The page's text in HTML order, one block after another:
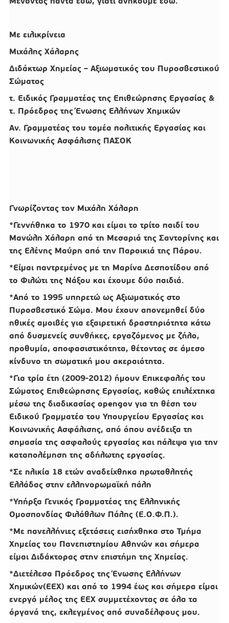
Με ειλικρίνεια
Μιχάλης Χάλαρης
Διδάκτωρ Χημείας – Αξιωματικός του Πυροσβεστικού
Σώματος
τ. Ειδικός Γραμματέας της Επιθεώρησης Εργασίας &
τ. Πρόεδρος της Ένωσης Ελλήνων Χημικών
Αν. Γραμματέας του τομέα πολιτικής Εργασίας και
Κοινωνικής Ασφάλισης ΠΑΣΟΚ
Γνωρίζοντας τον Μιχάλη Χάλαρη
*Γεννήθηκα το 1970 και είμαι το τρίτο παιδί του
Μανώλη Χάλαρη από τη Μεσαριά της Σαντορίνης και
της Ελένης Μαύρη από την Παροικιά της Πάρου.
*Είμαι παντρεμένος με τη Μαρίνα Δεσποτίδου από
το Φιλώτι της Νάξου και έχουμε δύο παιδιά.
*Από το 1995 υπηρετώ ως Αξιωματικός στο
Πυροσβεστικό Σώμα. Μου έχουν απονεμηθεί δύο
ηθικές αμοιβές για εξαιρετική δραστηριότητα κάτω
από δυσμενείς συνθήκες, εργαζόμενος με ζήλο,
προθυμία, αποφασιστικότητα, θέτοντας σε άμεσο
κίνδυνο τη σωματική μου ακεραιότητα.
*Για τρία έτη (2009-2012) ήμουν Επικεφαλής του
Σώματος Επιθεώρησης Εργασίας, καθώς επιλέχτηκα
μέσω της διαδικασίας opengov για τη θέση του
Ειδικού Γραμματέα του Υπουργείου Εργασίας και
Κοινωνικής Ασφάλισης, από όπου ανέδειξα τη
σημασία της ασφαλούς εργασίας και πάλεψα για την
καταπολέμηση της αδήλωτης εργασίας.
*Σε ηλικία 18 ετών αναδείχθηκα πρωταθλητής
Ελλάδας στην ελληνορωμαϊκή πάλη
*Υπήρξα Γενικός Γραμματέας της Ελληνικής
Ομοσπονδίας Φιλάθλων Πάλης (Ε.Ο.Φ.Π.).
*Με πανελλήνιες εξετάσεις εισήχθηκα στο Τμήμα
Χημείας του Πανεπιστημίου Αθηνών και σήμερα
είμαι Διδάκτορας στην επιστήμη της Χημείας.
*Διετέλεσα Πρόεδρος της Ένωσης Ελλήνων
Χημικών(ΕΕΧ) και από το 1994 έως και σήμερα είμαι
ενεργό μέλος της ΕΕΧ συμμετέχοντας σε όλα τα
όργανά της, εκλεγμένος από συναδέλφους μου.